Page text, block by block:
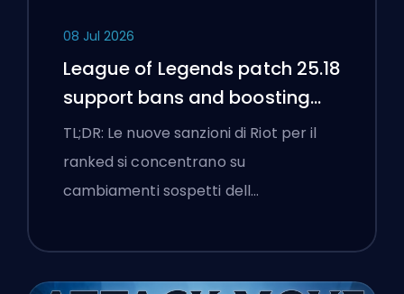
08 Jul 2026
League of Legends patch 25.18
support bans and boosting
flags
TL;DR: Le nuove sanzioni di Riot per il
ranked si concentrano su
cambiamenti sospetti dell…